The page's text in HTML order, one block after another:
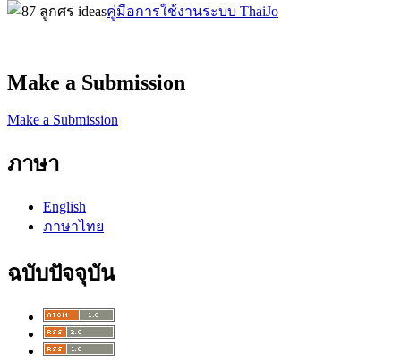
คู่มือการใช้งานระบบ ThaiJo
Make a Submission
Make a Submission
ภาษา
English
ภาษาไทย
ฉบับปัจจุบัน